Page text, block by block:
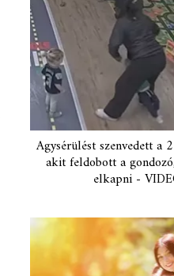
Agysérülést szenvedett a
akit feldobott a
elkapni -